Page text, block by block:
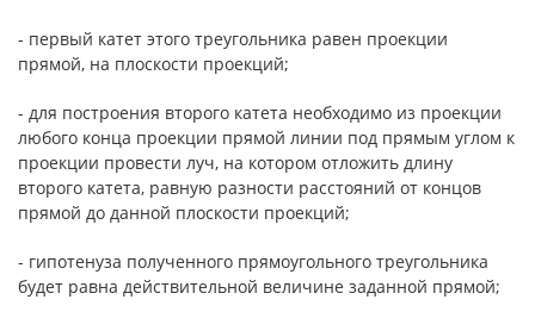
- первый катет этого треугольника равен проекции
прямой, на плоскости проекций;
- для построения второго катета необходимо из проекции
любого конца проекции прямой линии под прямым углом к
проекции провести луч, на котором отложить длину
второго катета, равную разности расстояний от концов
прямой до данной плоскости проекций;
- гипотенуза полученного прямоугольного треугольника
будет равна действительной величине заданной прямой;